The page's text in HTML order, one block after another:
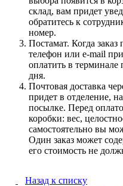
склад, вам придет
обратитесь к
номер.
Постамат. Когда
телефон или e-mail
оплатить в
дня.
Почтовая доставка
придет в отделение,
посылке. Перед
коробки: вес,
самостоятельно вы
Один заказ может
его стоимость не
Назад к списку